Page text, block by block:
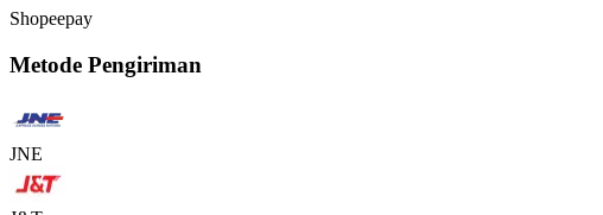
Shopeepay
Metode Pengiriman
JNE